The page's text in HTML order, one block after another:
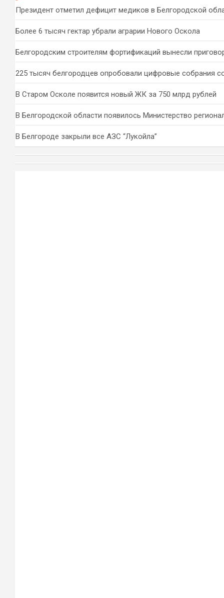
Президент отметил дефицит медиков в Белгородской
Более 6 тысяч гектар убрали аграрии Нового Оскола
Белгородским строителям фортификаций вынесли
225 тысяч белгородцев опробовали цифровые собрания
В Старом Осколе появится новый ЖК за 750 млрд рублей
В Белгородской области появилось Министерство
В Белгороде закрыли все АЗС “Лукойла”